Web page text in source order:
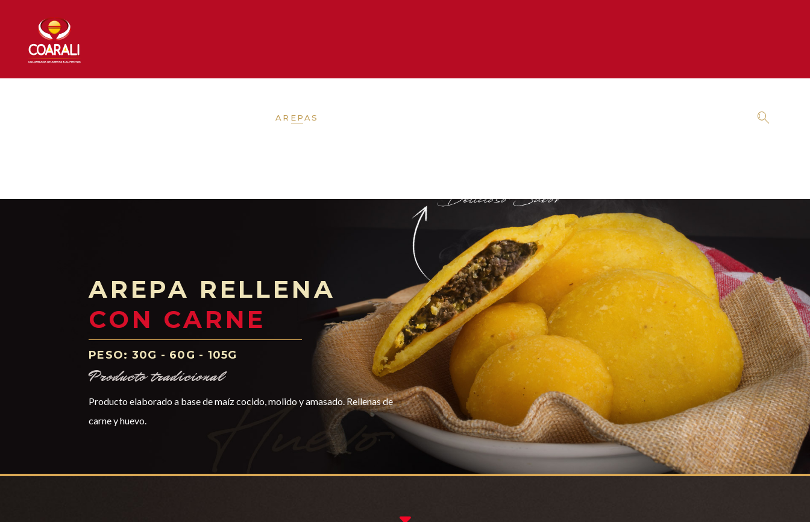
AREPAS
AREPA RELLENA
CON CARNE
PESO: 30G - 60G - 105G
Producto tradicional
Producto elaborado a base de maíz cocido, molido y amasado. Rellenas de
carne y huevo.